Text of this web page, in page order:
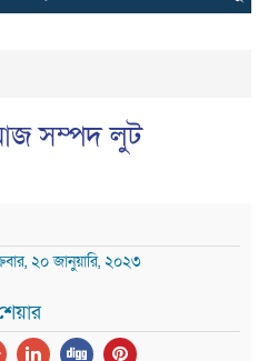
সম্পদ লুট
২০ জানুয়ারি, ২০২৩